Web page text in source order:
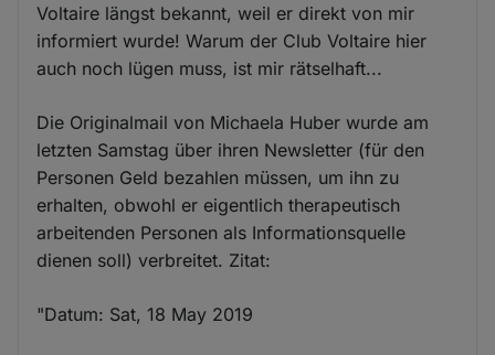
Voltaire längst bekannt, weil er direkt von mir
informiert wurde! Warum der Club Voltaire hier
auch noch lügen muss, ist mir rätselhaft...
Die Originalmail von Michaela Huber wurde am
letzten Samstag über ihren Newsletter (für den
Personen Geld bezahlen müssen, um ihn zu
erhalten, obwohl er eigentlich therapeutisch
arbeitenden Personen als Informationsquelle
dienen soll) verbreitet. Zitat:
"Datum: Sat, 18 May 2019